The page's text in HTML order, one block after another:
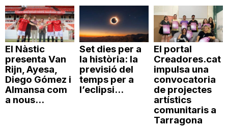
El Nàstic
presenta Van
Rijn, Ayesa,
Diego Gómez i
Almansa com
a nous...
Set dies per a
la història: la
previsió del
temps per a
l’eclipsi...
El portal
Creadores.cat
impulsa una
convocatoria
de projectes
artístics
comunitaris a
Tarragona